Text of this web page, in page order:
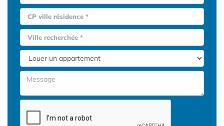
CP ville résidence *
Ville recherchée *